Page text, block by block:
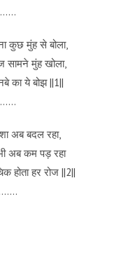
कुछ मुंह से बोला,
सामने मुंह खोला,
का ये बोझ ||1||
अब बदल रहा,
अब कम पड़ रहा
होता हर रोज ||2||